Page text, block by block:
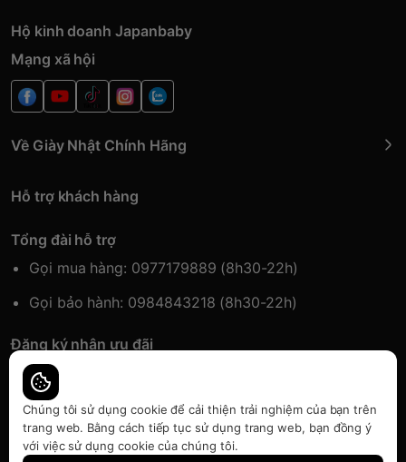
Hộ kinh doanh Japanbaby
Mạng xã hội
Về Giày Nhật Chính Hãng
Hỗ trợ khách hàng
Tổng đài hỗ trợ
Gọi mua hàng: 0977179889 (8h30-22h)
Gọi bảo hành: 0984843218 (8h30-22h)
Đăng ký nhận ưu đãi
Đăng kí để nhận thông tin ưu đãi sớm nhất.
Chúng tôi sử dụng cookie để cải thiện trải nghiệm của bạn trên
trang web. Bằng cách tiếp tục sử dụng trang web, bạn đồng ý
với việc sử dụng cookie của chúng tôi.